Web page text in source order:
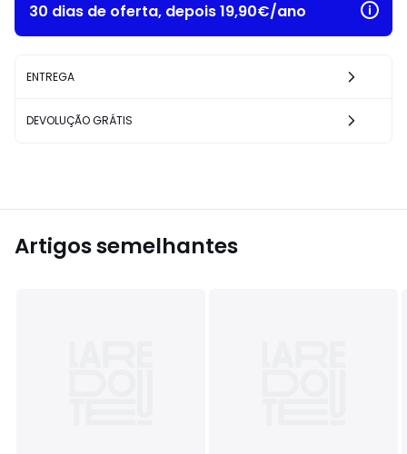
30 dias de oferta, depois 19,90€/ano
ENTREGA
DEVOLUÇÃO GRÁTIS
Artigos semelhantes